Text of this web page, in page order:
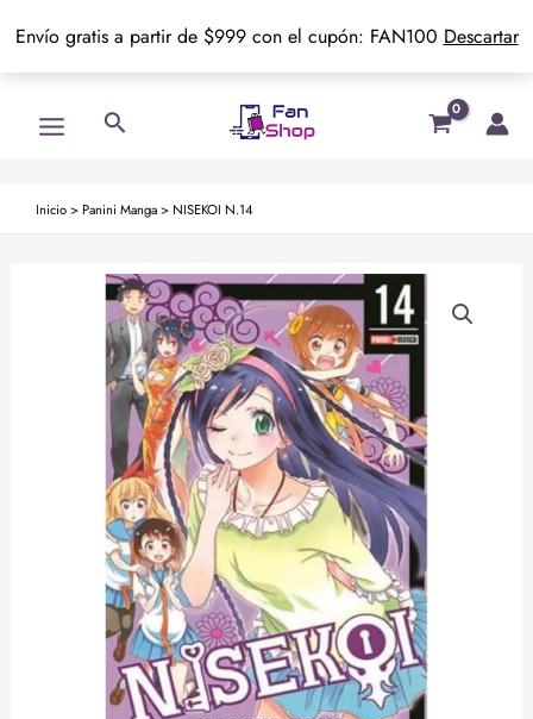
Envío gratis a partir de $999 con el cupón: FAN100 Descartar
Menu
Buscar
Inicio> Panini Manga> NISEKOI N.14